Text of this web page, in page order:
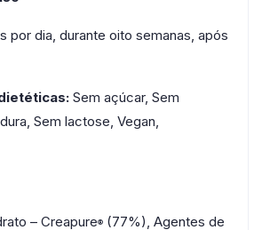
por dia, durante oito semanas, após
Sem açúcar, Sem
Sem lactose, Vegan,
– Creapure® (77%), Agentes de